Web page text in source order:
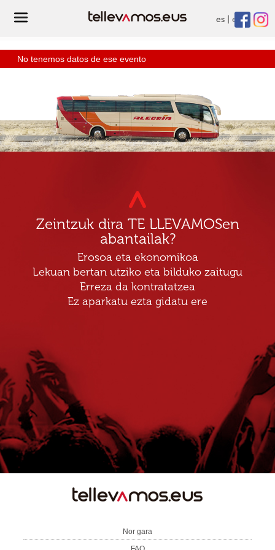
es eu
No tenemos datos de ese evento
Zeintzuk dira TE LLEVAMOSen
abantailak?
Erosoa eta ekonomikoa
Lekuan bertan utziko eta bilduko zaitugu
Erreza da kontratatzea
Ez aparkatu ezta gidatu ere
Nor gara